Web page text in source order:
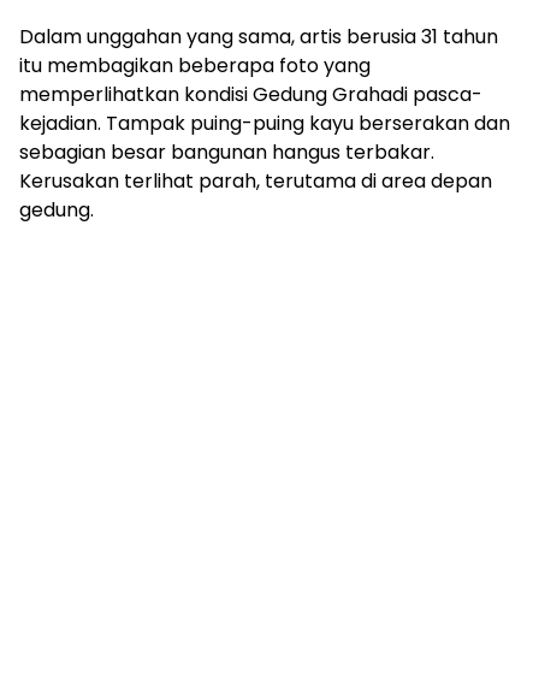
Dalam unggahan yang sama, artis berusia 31 tahun
itu membagikan beberapa foto yang
memperlihatkan kondisi Gedung Grahadi pasca-
kejadian. Tampak puing-puing kayu berserakan dan
sebagian besar bangunan hangus terbakar.
Kerusakan terlihat parah, terutama di area depan
gedung.